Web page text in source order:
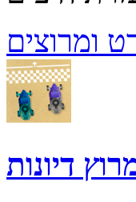
ומרוצים
דיונות